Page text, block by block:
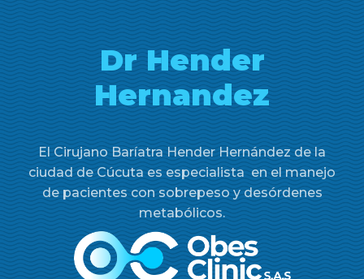
Dr Hender
Hernandez
El Cirujano Baríatra Hender Hernández de la
ciudad de Cúcuta es especialista en el manejo
de pacientes con sobrepeso y desórdenes
metabólicos.